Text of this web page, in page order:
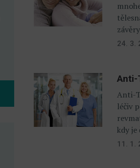
24. 3.
Anti-
Anti-
léčiv
kdy je
11. 1.